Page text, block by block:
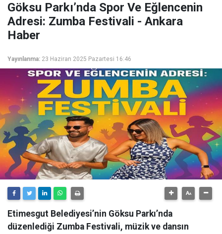
Göksu Parkı’nda Spor Ve Eğlencenin
Adresi: Zumba Festivali - Ankara
Haber
Yayınlanma: 23 Haziran 2025 Pazartesi 16:46
Etimesgut Belediyesi’nin Göksu Parkı’nda
düzenlediği Zumba Festivali, müzik ve dansın